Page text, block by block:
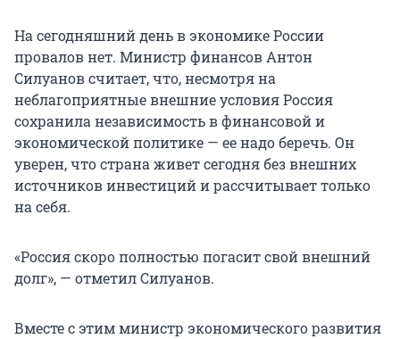
На сегодняшний день в экономике России
провалов нет. Министр финансов Антон
Силуанов считает, что, несмотря на
неблагоприятные внешние условия Россия
сохранила независимость в финансовой и
экономической политике — ее надо беречь. Он
уверен, что страна живет сегодня без внешних
источников инвестиций и рассчитывает только
на себя.
«Россия скоро полностью погасит свой внешний
долг», — отметил Силуанов.
Вместе с этим министр экономического развития